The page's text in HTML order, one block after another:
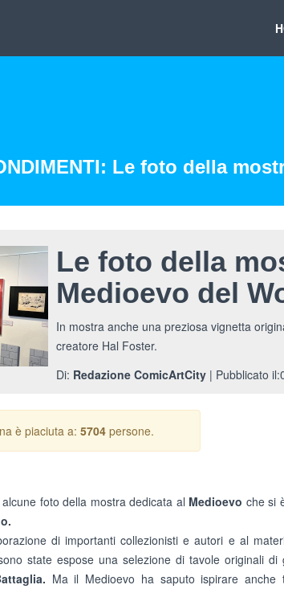
Le foto della
Le foto della
Medioevo del
In mostra anche una preziosa vignetta
creatore Hal Foster.
Di: Redazione ComicArtCity | Pubblicato
è piaciuta a: 5704 persone.
foto della mostra dedicata al Medioevo che si
di importanti collezionisti e autori e al
state espose una selezione di tavole originali
Ma il Medioevo ha saputo ispirare anche